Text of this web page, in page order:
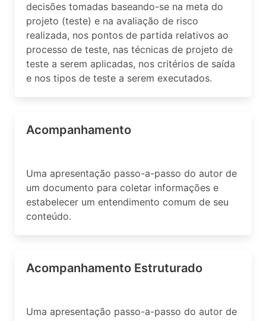
decisões tomadas baseando-se na meta do
projeto (teste) e na avaliação de risco
realizada, nos pontos de partida relativos ao
processo de teste, nas técnicas de projeto de
teste a serem aplicadas, nos critérios de saída
e nos tipos de teste a serem executados.
Acompanhamento
Uma apresentação passo-a-passo do autor de
um documento para coletar informações e
estabelecer um entendimento comum de seu
conteúdo.
Acompanhamento Estruturado
Uma apresentação passo-a-passo do autor de